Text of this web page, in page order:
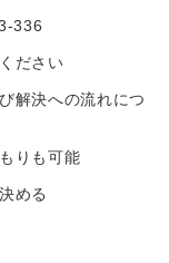
336
ださい
解決への流れにつ
りも可能
める